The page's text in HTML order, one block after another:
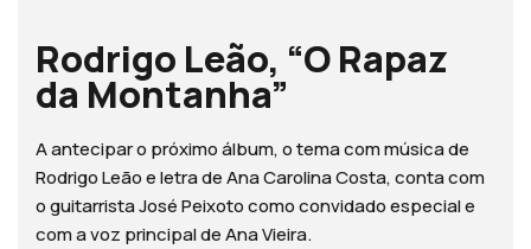
Rodrigo Leão, “O Rapaz
da Montanha”
A antecipar o próximo álbum, o tema com música de
Rodrigo Leão e letra de Ana Carolina Costa, conta com
o guitarrista José Peixoto como convidado especial e
com a voz principal de Ana Vieira.